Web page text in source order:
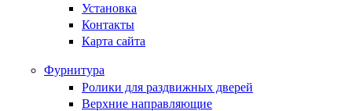
Установка
Контакты
Карта сайта
Фурнитура
Ролики для раздвижных дверей
Верхние направляющие